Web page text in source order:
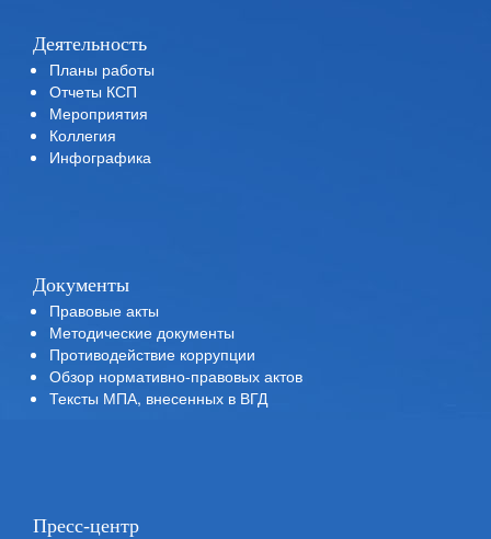
Деятельность
Планы работы
Отчеты КСП
Мероприятия
Коллегия
Инфографика
Документы
Правовые акты
Методические документы
Противодействие коррупции
Обзор нормативно-правовых актов
Тексты МПА, внесенных в ВГД
Пресс-центр